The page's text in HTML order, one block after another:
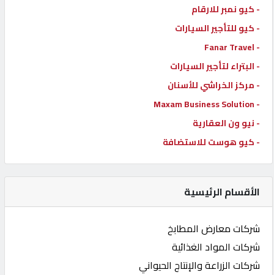
- كيو نمبر للارقام
- كيو للتأجير السيارات
- Fanar Travel
- البتراء لتأجير السيارات
- مركز الخراشي للأسنان
- Maxam Business Solution
- نيو ون العقارية
- كيو هوست للاستضافة
الأقسام الرئيسية
شركات معارض المطابخ
شركات المواد الغذائية
شركات الزراعة والإنتاج الحيواني